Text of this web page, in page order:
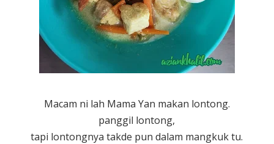
Macam ni lah Mama Yan makan lontong.
panggil lontong,
tapi lontongnya takde pun dalam mangkuk tu.